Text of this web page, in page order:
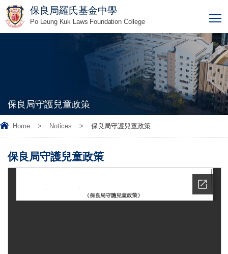
保良局羅氏基金中學
Po Leung Kuk Laws Foundation College
保良局守護兒童政策
Home > Notices > 保良局守護兒童政策
保良局守護兒童政策